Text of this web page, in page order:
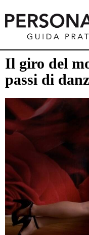
Il giro del
passi di